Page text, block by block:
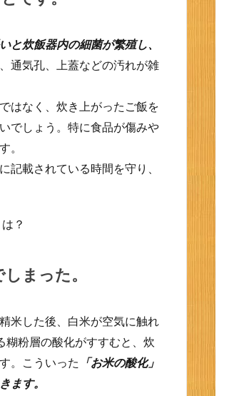
と炊飯器内の細菌が繁殖し、
通気孔、上蓋などの汚れが雑
はなく、炊き上がったご飯を
でしょう。特に食品が傷みや
。
記載されている時間を守り、
まった。
米した後、白米が空気に触れ
糊粉層の酸化がすすむと、炊
。こういった
「お米の酸化」
ます。